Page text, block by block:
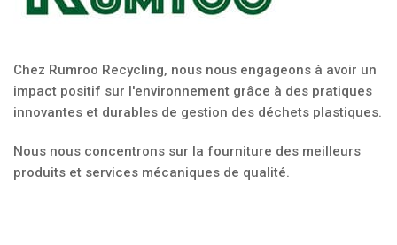
Chez Rumroo Recycling, nous nous engageons à avoir un
impact positif sur l'environnement grâce à des pratiques
innovantes et durables de gestion des déchets plastiques.
Nous nous concentrons sur la fourniture des meilleurs
produits et services mécaniques de qualité.